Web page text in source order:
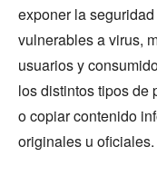
exponer la
vulnerables a virus,
usuarios y
los distintos tipos de
o copiar contenido
originales u oficiales.